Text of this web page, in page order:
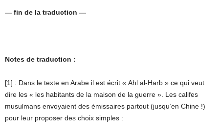
— fin de la traduction —
Notes de traduction :
[1] : Dans le texte en Arabe il est écrit « Ahl al-Harb » ce qui veut
dire les « les habitants de la maison de la guerre ». Les califes
musulmans envoyaient des émissaires partout (jusqu’en Chine !)
pour leur proposer des choix simples :